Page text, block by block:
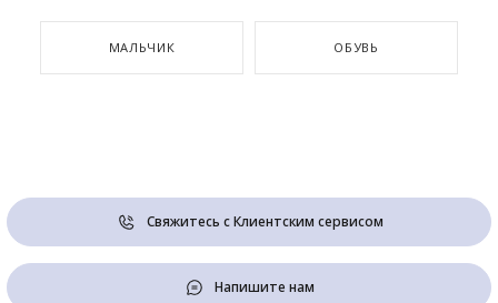
МАЛЬЧИК ОБУВЬ
Свяжитесь с Клиентским сервисом
Напишите нам